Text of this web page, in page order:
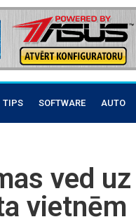
TIPS SOFTWARE AUTO
ved uz
vietnēm